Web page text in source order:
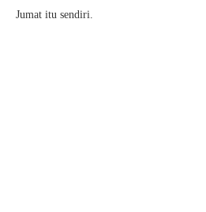
Jumat itu sendiri.